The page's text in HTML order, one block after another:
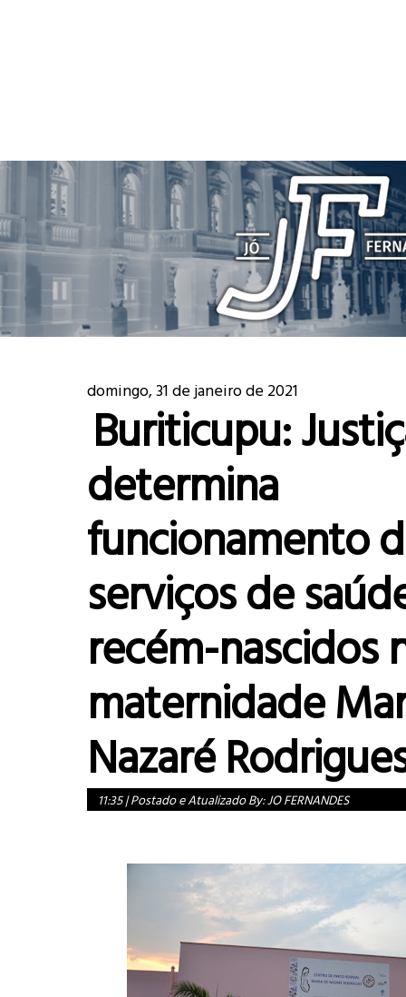
domingo, 31 de janeiro de 2021
Buriticupu:
determina
funcionamento
serviços de
recém-nascidos
maternidade
Nazaré
11:35|Postado e Atualizado By:JO FERNANDES